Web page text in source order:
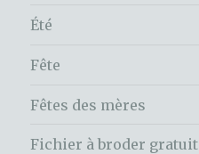
Été
Fête
Fêtes des mères
Fichier à broder gratuit